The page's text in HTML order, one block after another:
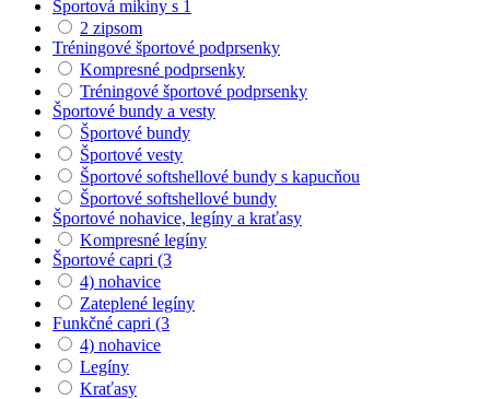
Športová mikiny s 1
2 zipsom
Tréningové športové podprsenky
Kompresné podprsenky
Tréningové športové podprsenky
Športové bundy a vesty
Športové bundy
Športové vesty
Športové softshellové bundy s kapucňou
Športové softshellové bundy
Športové nohavice, legíny a kraťasy
Kompresné legíny
Športové capri (3
4) nohavice
Zateplené legíny
Funkčné capri (3
4) nohavice
Legíny
Kraťasy